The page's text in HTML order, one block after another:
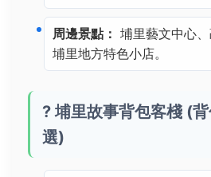
周邊景點： 埔里藝文中心、
埔里地方特色小店。
? 埔里故事背包客棧 (
選)